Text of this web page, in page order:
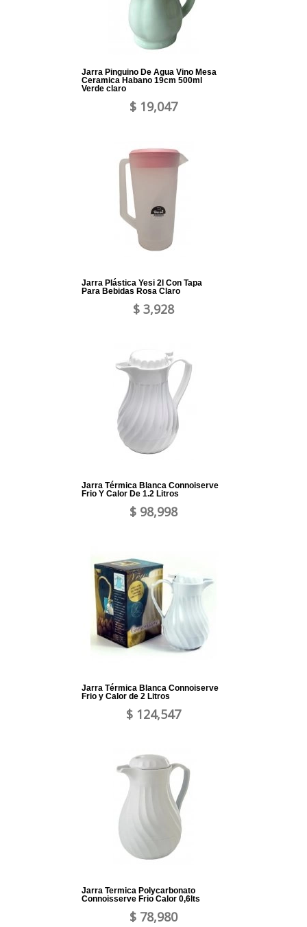
Jarra Pinguino De Agua Vino Mesa
Ceramica Habano 19cm 500ml
Verde claro
$ 19,047
Jarra Plástica Yesi 2l Con Tapa
Para Bebidas Rosa Claro
$ 3,928
Jarra Térmica Blanca Connoiserve
Frio Y Calor De 1.2 Litros
$ 98,998
Jarra Térmica Blanca Connoiserve
Frio y Calor de 2 Litros
$ 124,547
Jarra Termica Polycarbonato
Connoisserve Frio Calor 0,6lts
$ 78,980